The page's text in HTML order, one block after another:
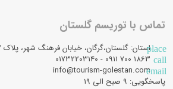
تماس با توریسم گلستان
placeاستان: گلستان،گرگان، خیابان فرهنگ شهر، پلاک 17، طبقه: همکف،
call
email
info@tourism-golestan.com
پاسخگویی: ۹ صبح الی 19